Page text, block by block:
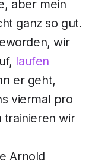
aber mein
ganz so gut.
wir
laufen
er geht,
viermal pro
trainieren wir
Arnold